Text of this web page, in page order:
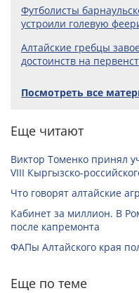
Футболисты
устроили голевую
Алтайские гребцы
достоинств на
Посмотреть все
Еще читают
Виктор Томенко принял
VIII Кыргызско-
Что говорят алтайские
Кабинет за миллион. В
после капремонта
ФАПы Алтайского края
Еще по теме